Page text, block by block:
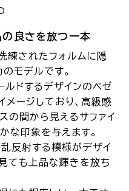
良さを放つ一本
されたフォルムに隠
モデルです。
ルドするデザインのベゼ
メージしており、高級感
の間から見えるサファイ
な印象を与えます。
反射する模様がデザイ
ても上品な輝きを放ち